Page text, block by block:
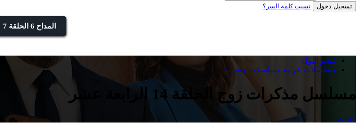
تسجيل دخول نسيت كلمة السر؟
المداح 6 الحلقة 7
فيديو ايلول
مسلسلات عربية مسلسلات مصرية
مسلسل مذكرات زوج الحلقة 14 الرابعة عشر
37:29